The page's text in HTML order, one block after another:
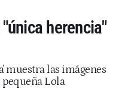
herencia"
muestra las imágenes
Lola